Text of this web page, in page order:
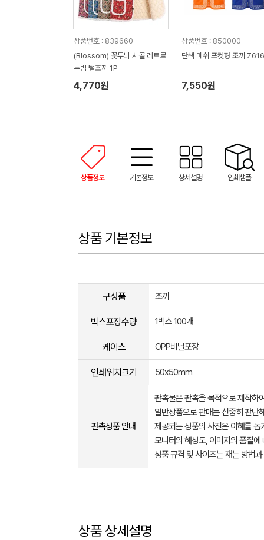
상품번호 : 839660
(Blossom) 꽃무늬 시골 레트로
누빔 털조끼 1P
4,770원
상품번호 : 850000
단색 메쉬 포켓형 조끼 Z616
7,550원
상품정보 기본정보 상세설명 인쇄샘플
상품 기본정보
구성품 조끼
박스포장수량 1박스 100개
케이스 OPP비닐포장
인쇄위치크기 50x50mm
판촉상품 안내
판촉물은 판촉을 목적으로 제작하
일반상품으로 판매는 신중히 판단
제공되는 상품의 사진은 이해를
모니터의 해상도, 이미지의 품질
상품 규격 및 사이즈는 재는 방법
상품 상세설명